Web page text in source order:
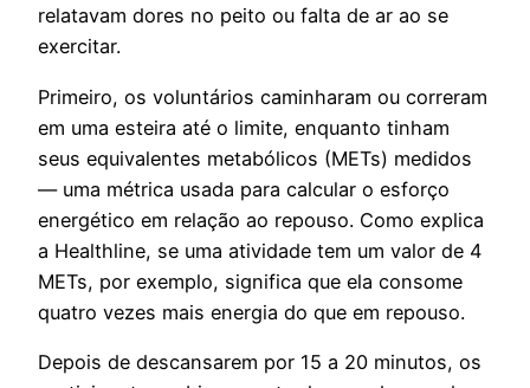
relatavam dores no peito ou falta de ar ao se
exercitar.
Primeiro, os voluntários caminharam ou correram
em uma esteira até o limite, enquanto tinham
seus equivalentes metabólicos (METs) medidos
— uma métrica usada para calcular o esforço
energético em relação ao repouso. Como explica
a Healthline, se uma atividade tem um valor de 4
METs, por exemplo, significa que ela consome
quatro vezes mais energia do que em repouso.
Depois de descansarem por 15 a 20 minutos, os